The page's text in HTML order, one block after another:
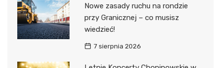
Nowe zasady ruchu na rondzie
przy Granicznej – co musisz
wiedzieć!
7 sierpnia 2026